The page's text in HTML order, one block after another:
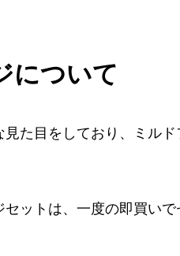
について
た目をしており、ミルド
ットは、一度の即買いで